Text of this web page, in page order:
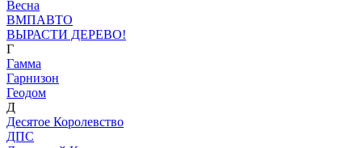
Весна
ВМПАВТО
ВЫРАСТИ ДЕРЕВО!
Г
Гамма
Гарнизон
Геодом
Д
Десятое Королевство
ДПС